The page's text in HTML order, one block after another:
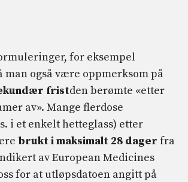
for eksempel
man også være oppmerksom på
fristden berømte «etter
av». Mange flerdose
i et enkelt hetteglass) etter
brukt i maksimalt 28 dager fra
av European Medicines
for at utløpsdatoen angitt på